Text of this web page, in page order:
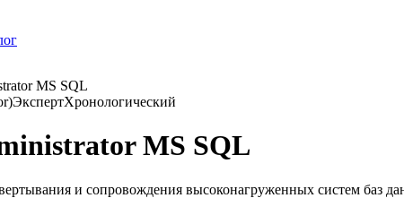
MS SQL
ЭкспертХронологический
MS SQL
и сопровождения высоконагруженных систем